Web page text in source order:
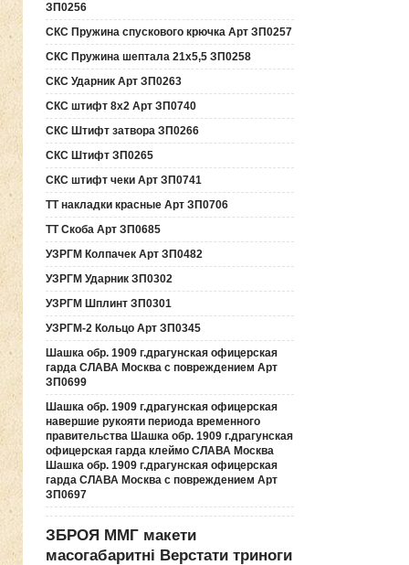
ЗП0256
СКС Пружина спускового крючка Арт ЗП0257
СКС Пружина шептала 21х5,5 ЗП0258
СКС Ударник Арт ЗП0263
СКС штифт 8х2 Арт ЗП0740
СКС Штифт затвора ЗП0266
СКС Штифт ЗП0265
СКС штифт чеки Арт ЗП0741
ТТ накладки красные Арт ЗП0706
ТТ Скоба Арт ЗП0685
УЗРГМ Колпачек Арт ЗП0482
УЗРГМ Ударник ЗП0302
УЗРГМ Шплинт ЗП0301
УЗРГМ-2 Кольцо Арт ЗП0345
Шашка обр. 1909 г.драгунская офицерская
гарда СЛАВА Москва с повреждением Арт
ЗП0699
Шашка обр. 1909 г.драгунская офицерская
навершие рукояти периода временного
правительства Шашка обр. 1909 г.драгунская
офицерская гарда клеймо СЛАВА Москва
Шашка обр. 1909 г.драгунская офицерская
гарда СЛАВА Москва с повреждением Арт
ЗП0697
ЗБРОЯ ММГ макети
масогабаритні Верстати триноги